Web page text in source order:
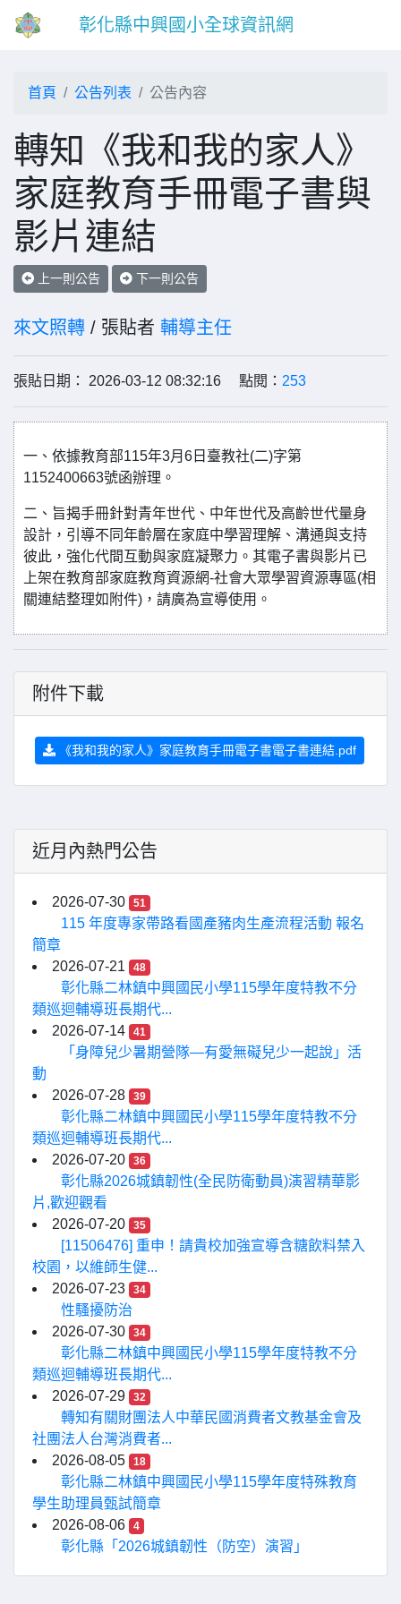
彰化縣中興國小全球資訊網
首頁 公告列表 公告內容
轉知《我和我的家人》
家庭教育手冊電子書與
影片連結
上一則公告 下一則公告
來文照轉 / 張貼者 輔導主任
張貼日期： 2026-03-12 08:32:16 點閱： 253
一、依據教育部115年3月6日臺教社(二)字第
1152400663號函辦理。
二、旨揭手冊針對青年世代、中年世代及高齡世代量身
設計，引導不同年齡層在家庭中學習理解、溝通與支持
彼此，強化代間互動與家庭凝聚力。其電子書與影片已
上架在教育部家庭教育資源網-社會大眾學習資源專區(相
關連結整理如附件)，請廣為宣導使用。
附件下載
《我和我的家人》家庭教育手冊電子書電子書連結.pdf
近月內熱門公告
2026-07-30 51
115 年度專家帶路看國產豬肉生產流程活動 報名
簡章
2026-07-21
48
彰化縣二林鎮中興國民小學115學年度特教不分
類巡迴輔導班長期代...
2026-07-14
41
「身障兒少暑期營隊—有愛無礙兒少一起說」活
動
2026-07-28
39
彰化縣二林鎮中興國民小學115學年度特教不分
類巡迴輔導班長期代...
2026-07-20
36
彰化縣2026城鎮韌性(全民防衛動員)演習精華影
片,歡迎觀看
2026-07-20
35
[11506476] 重申！請貴校加強宣導含糖飲料禁入
校園，以維師生健...
2026-07-23
34
性騷擾防治
2026-07-30
34
彰化縣二林鎮中興國民小學115學年度特教不分
類巡迴輔導班長期代...
2026-07-29
32
轉知有關財團法人中華民國消費者文教基金會及
社團法人台灣消費者...
2026-08-05
18
彰化縣二林鎮中興國民小學115學年度特殊教育
學生助理員甄試簡章
2026-08-06
4
彰化縣「2026城鎮韌性（防空）演習」